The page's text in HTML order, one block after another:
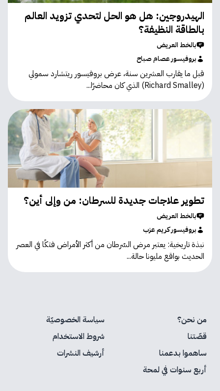
الهيدروجين: هل هو الحل لتحدي تزويد العالم
بالطاقة النظيفة؟
بالخط العريض
بروفيسور عصام صباح
قبل ما يقارب العشرين سنة، عرض بروفيسور ريتشارد سمولي
(Richard Smalley) الذي كان محاضرًا...
تطوير علاجات جديدة للسرطان: من وإلى أين؟
بالخط العريض
بروفيسور كريم عزب
نبذة تاريخية: يعتبر مرض السّرطان من أكثر الأمراض فتكًا في العصر
الحديث بواقع مليونا حالة...
من نحن؟
سياسة الخصوصيّة
قصّتنا
شروط الاستخدام
ساهموا بدعمنا
أرشيف النشرات
أربع سنوات في لمحة